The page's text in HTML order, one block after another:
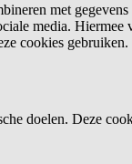
met
media.
cookies gebruiken.
doelen. Deze